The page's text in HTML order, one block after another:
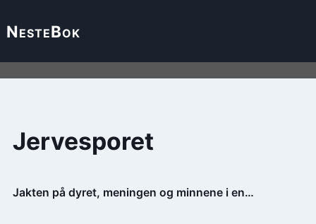
NesteBok
Jervesporet
Jakten på dyret, meningen og minnene i en